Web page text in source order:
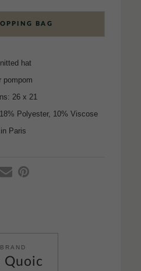
BAG
hat
pompom
26 x 21
Polyester, 10% Viscose
Paris
Quoic